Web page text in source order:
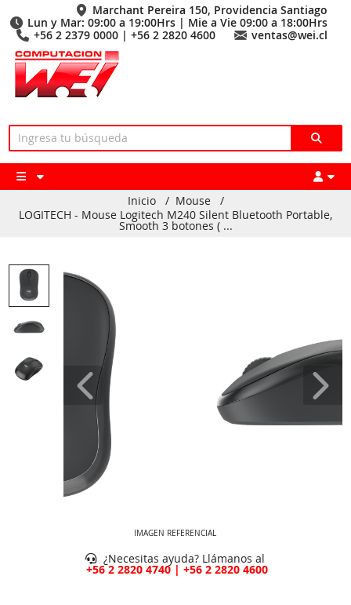
Marchant Pereira 150, Providencia Santiago
Lun y Mar: 09:00 a 19:00Hrs | Mie a Vie 09:00 a 18:00Hrs
+56 2 2379 0000 | +56 2 2820 4600
ventas@wei.cl
Inicio / Mouse
/
LOGITECH - Mouse Logitech M240 Silent Bluetooth Portable,
Smooth 3 botones ( ...
IMAGEN REFERENCIAL
¿Necesitas ayuda? Llámanos al
+56 2 2820 4740 | +56 2 2820 4600